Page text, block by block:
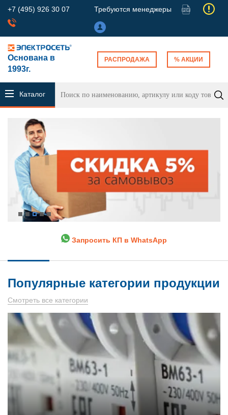
+7 (495) 926 30 07 Требуются менеджеры
Основана в
1993г.
РАСПРОДАЖА % АКЦИИ
Каталог
продукции
Запросить КП в WhatsApp
Популярные категории продукции
Смотреть все категории